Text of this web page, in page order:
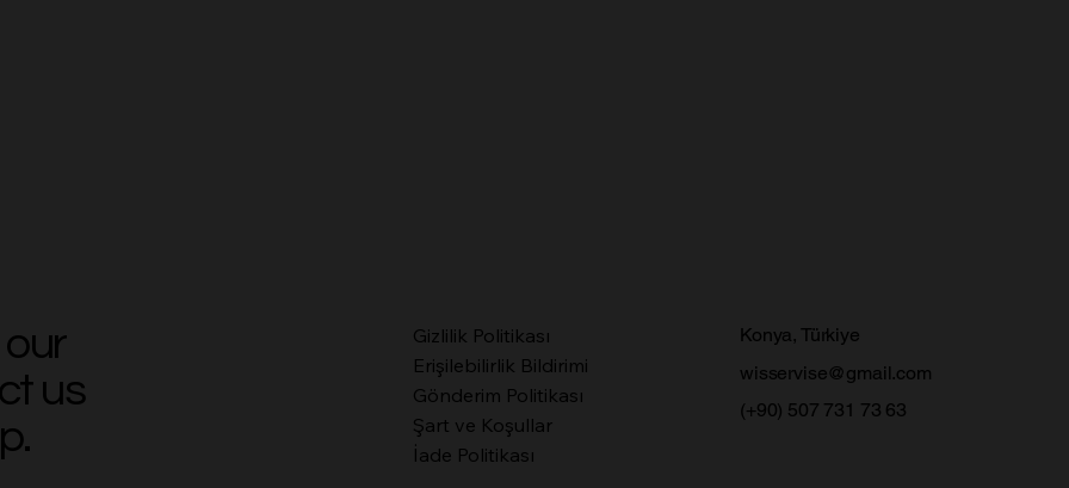
us
Gizlilik Politikası
Erişilebilirlik Bildirimi
Gönderim Politikası
Şart ve Koşullar
İade Politikası
Konya, Türkiye
wisservise@gmail.com
(+90) 507 731 73 63